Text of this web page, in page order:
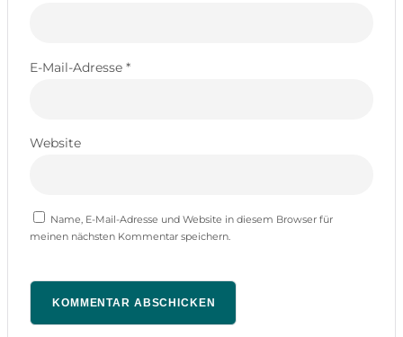
E-Mail-Adresse *
Website
Name, E-Mail-Adresse und Website in diesem Browser für
meinen nächsten Kommentar speichern.